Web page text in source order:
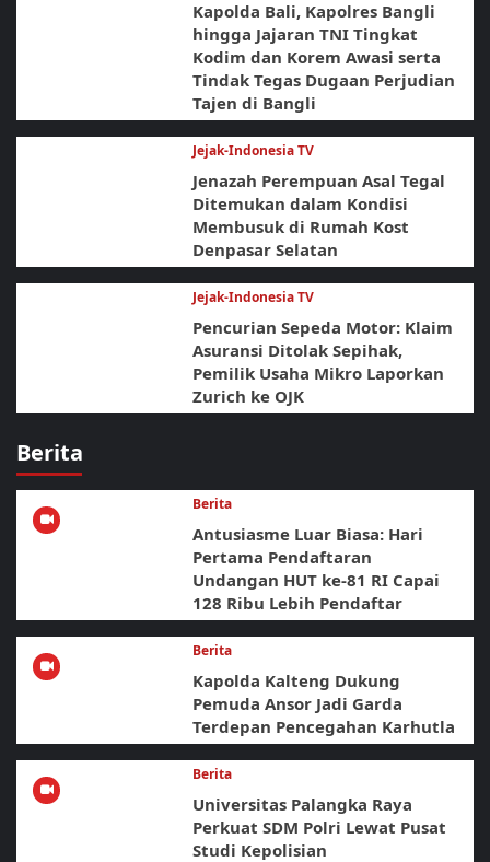
Kapolda Bali, Kapolres Bangli
hingga Jajaran TNI Tingkat
Kodim dan Korem Awasi serta
Tindak Tegas Dugaan Perjudian
Tajen di Bangli
Jejak-Indonesia TV
Jenazah Perempuan Asal Tegal
Ditemukan dalam Kondisi
Membusuk di Rumah Kost
Denpasar Selatan
Jejak-Indonesia TV
Pencurian Sepeda Motor: Klaim
Asuransi Ditolak Sepihak,
Pemilik Usaha Mikro Laporkan
Zurich ke OJK
Berita
Berita
Antusiasme Luar Biasa: Hari
Pertama Pendaftaran
Undangan HUT ke-81 RI Capai
128 Ribu Lebih Pendaftar
Berita
Kapolda Kalteng Dukung
Pemuda Ansor Jadi Garda
Terdepan Pencegahan Karhutla
Berita
Universitas Palangka Raya
Perkuat SDM Polri Lewat Pusat
Studi Kepolisian